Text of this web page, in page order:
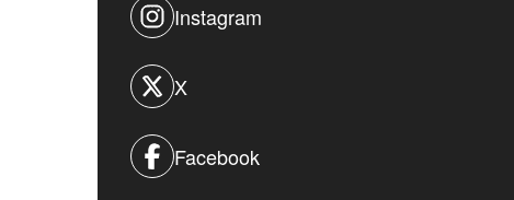
Instagram
X
Facebook